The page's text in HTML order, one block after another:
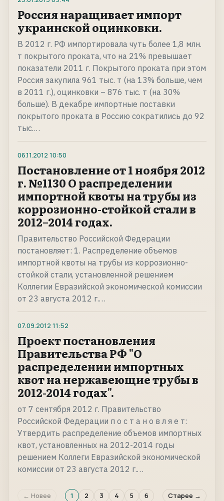
Россия наращивает импорт
украинской оцинковки.
В 2012 г. РФ импортировала чуть более 1,8 млн.
т покрытого проката, что на 21% превышает
показатели 2011 г. Покрытого проката при этом
Россия закупила 961 тыс. т (на 13% больше, чем
в 2011 г.), оцинковки – 876 тыс. т (на 30%
больше). В декабре импортные поставки
покрытого проката в Россию сократились до 92
тыс.…
06.11.2012 10:50
Постановление от 1 ноября 2012
г. №1130 О распределении
импортной квоты на трубы из
коррозионно-стойкой стали в
2012–2014 годах.
Правительство Российской Федерации
постановляет: 1. Распределение объемов
импортной квоты на трубы из коррозионно-
стойкой стали, установленной решением
Коллегии Евразийской экономической комиссии
от 23 августа 2012 г.…
07.09.2012 11:52
Проект постановления
Правительства РФ "О
распределении импортных
квот на нержавеющие трубы в
2012-2014 годах".
от 7 сентября 2012 г. Правительство
Российской Федерации п о с т а н о в л я е т:
Утвердить распределение объемов импортных
квот, установленных на 2012-2014 годы
решением Коллеги Евразийской экономической
комиссии от 23 августа 2012 г.…
← Новее 1 2 3 4 5 6 Старее →